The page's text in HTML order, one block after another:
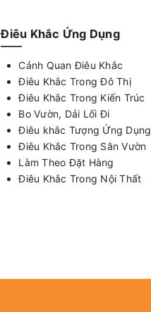
Điêu Khắc Ứng Dụng
Cảnh Quan Điêu Khắc
Điêu Khắc Trong Đô Thị
Điêu Khắc Trong Kiến Trúc
Bo Vườn, Dải Lối Đi
Điêu khắc Tượng Ứng Dụng
Điêu Khắc Trong Sân Vườn
Làm Theo Đặt Hàng
Điêu Khắc Trong Nội Thất